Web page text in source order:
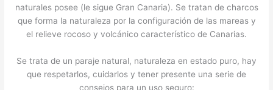
naturales posee (le sigue Gran Canaria). Se tratan de charcos
que forma la naturaleza por la configuración de las mareas y
el relieve rocoso y volcánico característico de Canarias.
Se trata de un paraje natural, naturaleza en estado puro, hay
que respetarlos, cuidarlos y tener presente una serie de
consejos para un uso seguro: